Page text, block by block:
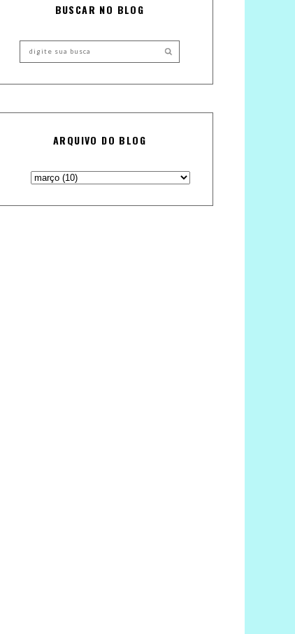
BUSCAR NO BLOG
ARQUIVO DO BLOG